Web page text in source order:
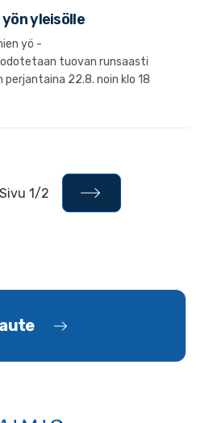
yleisölle
yö -
tuovan runsaasti
22.8. noin klo 18
Sivu 1/2